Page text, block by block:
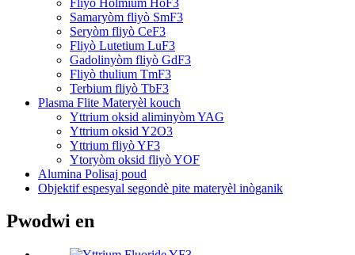
Samaryòm fliyò SmF3
Seryòm fliyò CeF3
Fliyò Lutetium LuF3
Gadolinyòm fliyò GdF3
Fliyò thulium TmF3
Terbium fliyò TbF3
Plasma Flite Materyèl kouch
Yttrium oksid aliminyòm YAG
Yttrium oksid Y2O3
Yttrium fliyò YF3
Ytoryòm oksid fliyò YOF
Alumina Polisaj poud
Objektif espesyal segondè pite materyèl inòganik
Pwodwi en